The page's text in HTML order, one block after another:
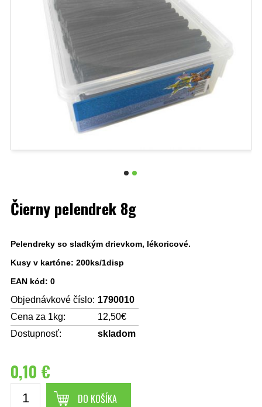
Čierny pelendrek 8g
Pelendreky so sladkým drievkom, lékoricové.
Kusy v kartóne: 200ks/1disp
EAN kód: 0
Objednávkové číslo: 1790010
Cena za 1kg:
12,50€
Dostupnosť:
skladom
0,10 €
DO KOŠÍKA